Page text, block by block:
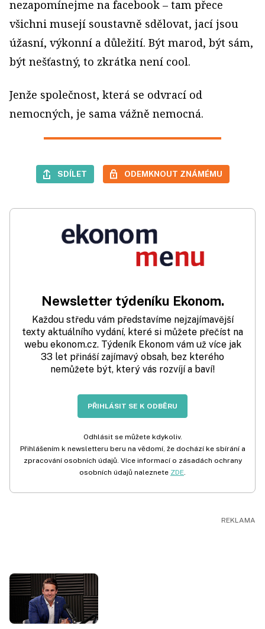
nezapomínejme na facebook – tam přece
všichni musejí soustavně sdělovat, jací jsou
úžasní, výkonní a důležití. Být marod, být sám,
být nešťastný, to zkrátka není cool.
Jenže společnost, která se odvrací od
nemocných, je sama vážně nemocná.
SDÍLET ODEMKNOUT ZNÁMÉMU
Newsletter týdeníku Ekonom.
Každou středu vám představíme nejzajímavější
texty aktuálního vydání, které si můžete přečíst na
webu ekonom.cz. Týdeník Ekonom vám už více jak
33 let přináší zajímavý obsah, bez kterého
nemůžete být, který vás rozvíjí a baví!
PŘIHLÁSIT SE K ODBĚRU
Odhlásit se můžete kdykoliv.
Přihlášením k newsletteru beru na vědomí, že dochází ke sbírání a
zpracování osobních údajů. Více informací o zásadách ochrany
osobních údajů naleznete ZDE.